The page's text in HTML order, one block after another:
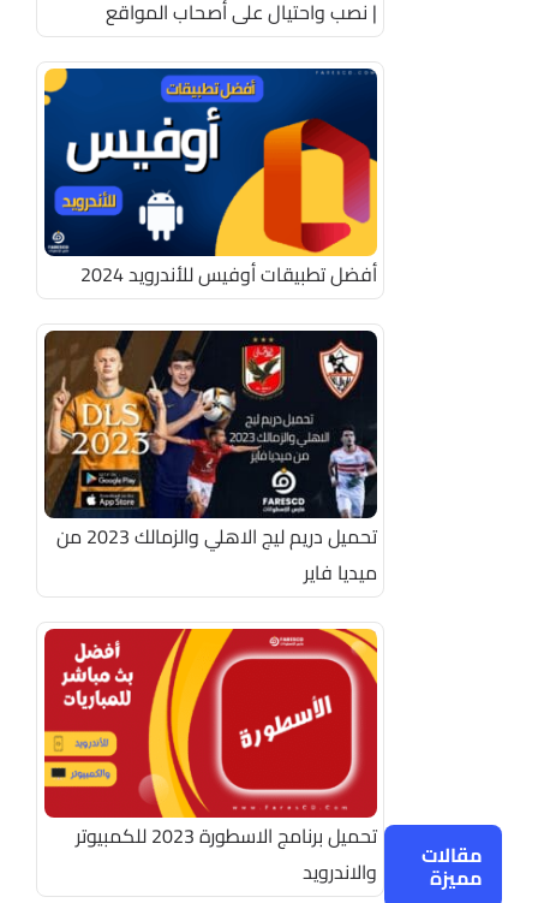
مقالات
مميزة
| نصب واحتيال على أصحاب المواقع
أفضل تطبيقات أوفيس للأندرويد 2024
تحميل دريم ليج الاهلي والزمالك 2023 من
ميديا فاير
تحميل برنامج الاسطورة 2023 للكمبيوتر
والاندرويد